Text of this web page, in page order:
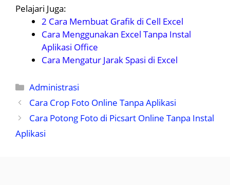
Pelajari Juga:
2 Cara Membuat Grafik di Cell Excel
Cara Menggunakan Excel Tanpa Instal
Aplikasi Office
Cara Mengatur Jarak Spasi di Excel
Kategori
Administrasi
Cara Crop Foto Online Tanpa Aplikasi
Cara Potong Foto di Picsart Online Tanpa Instal
Aplikasi